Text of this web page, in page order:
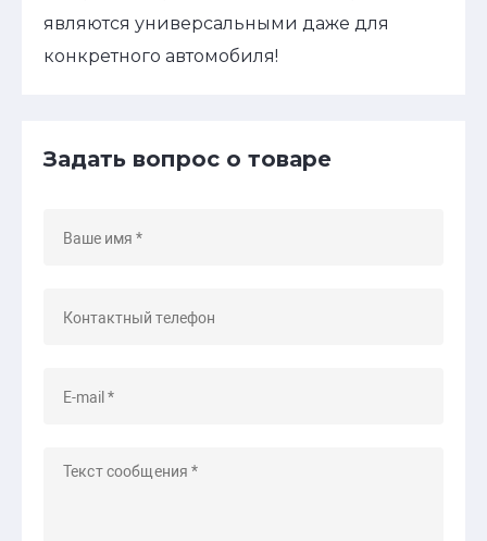
являются универсальными даже для
конкретного автомобиля!
Задать вопрос о товаре